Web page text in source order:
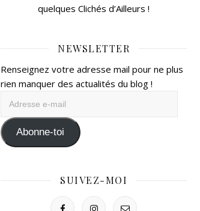
quelques Clichés d’Ailleurs !
NEWSLETTER
Renseignez votre adresse mail pour ne plus
rien manquer des actualités du blog !
mail Abonne-toi
SUIVEZ-MOI